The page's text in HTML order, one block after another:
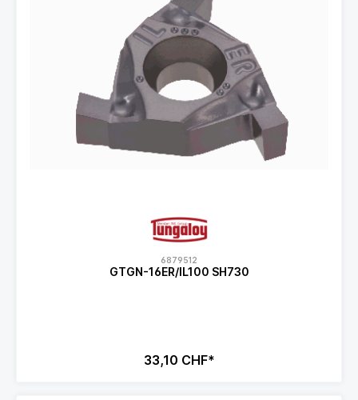
6879512
GTGN-16ER/IL100 SH730
33,10 CHF*